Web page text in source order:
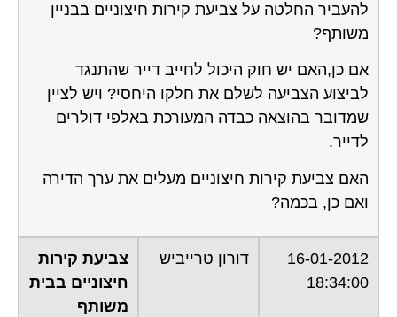
להעביר החלטה על צביעת קירות חיצוניים בבניין
משותף?
אם כן,האם יש חוק היכול לחייב דייר שהתנגד
לביצוע הצביעה לשלם את חלקו היחסי? ויש לציין
שמדובר בהוצאה כבדה המעורכת באלפי דולרים
לדייר.
האם צביעת קירות חיצוניים מעלים את ערך הדירה
ואם כן, בכמה?
16-01-2012
18:34:00
דורון טרייביש
צביעת קירות
חיצוניים בבית
משותף